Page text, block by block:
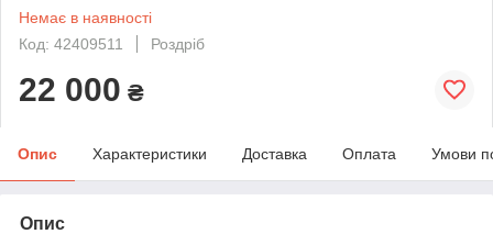
Немає в наявності
Код: 42409511
Роздріб
22 000 ₴
Опис Характеристики Доставка Оплата Умови
Опис